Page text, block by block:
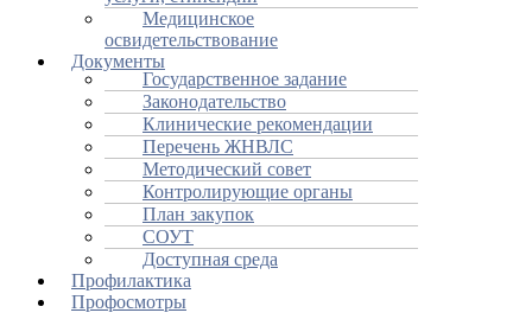
Медицинское
освидетельствование
Документы
Государственное задание
Законодательство
Клинические рекомендации
Перечень ЖНВЛС
Методический совет
Контролирующие органы
План закупок
СОУТ
Доступная среда
Профилактика
Профосмотры